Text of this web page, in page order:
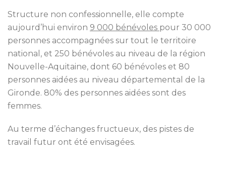
Structure non confessionnelle, elle compte
aujourd’hui environ 9 000 bénévoles pour 30 000
personnes accompagnées sur tout le territoire
national, et 250 bénévoles au niveau de la région
Nouvelle-Aquitaine, dont 60 bénévoles et 80
personnes aidées au niveau départemental de la
Gironde. 80% des personnes aidées sont des
femmes.
Au terme d’échanges fructueux, des pistes de
travail futur ont été envisagées.